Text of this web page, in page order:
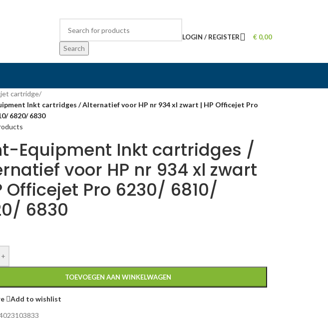
Search
LOGIN / REGISTER € 0,00
cartridge/
Inkt cartridges / Alternatief voor HP nr 934 xl zwart | HP Officejet Pro
6820/ 6830
Equipment Inkt cartridges /
voor HP nr 934 xl zwart
Officejet Pro 6230/ 6810/
6830
+
TOEVOEGEN AAN WINKELWAGEN
Add to wishlist